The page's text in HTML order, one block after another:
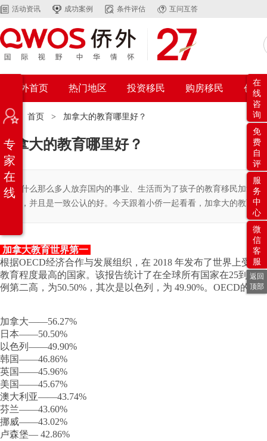
活动资讯 成功案例 条件评估 互问互答
侨外首页 热门地区 投资移民 购房移民 创业
位置： 首页 > 加拿大的教育哪里好？
加拿大的教育哪里好？
为什么那么多人放弃国内的事业、生活而为了孩子的教育移民加拿
好，并且是一致公认的好。今天跟着小侨一起看看，加拿大的教育好
加拿大教育世界第一
根据OECD经济合作与发展组织，在 2018 年发布了世界上受
教育程度最高的国家。该报告统计了在全球所有国家在25到64
例第二高，为50.50%，其次是以色列，为 49.90%。OECD的
加拿大——56.27%
日本——50.50%
以色列——49.90%
韩国——46.86%
英国——45.96%
美国——45.67%
澳大利亚——43.74%
芬兰——43.60%
挪威——43.02%
卢森堡— 42.86%
专
家
在
线
在
线
咨
询
免
费
自
评
服
务
中
心
微
信
客
服
返回
顶部